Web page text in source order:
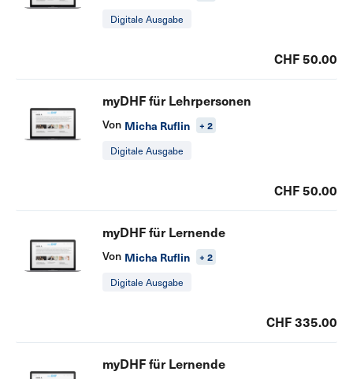
Digitale Ausgabe
CHF 50.00
myDHF für Lehrpersonen
Von Micha Ruflin
+ 2
Digitale Ausgabe
CHF 50.00
myDHF für Lernende
Von Micha Ruflin
+ 2
Digitale Ausgabe
CHF 335.00
myDHF für Lernende